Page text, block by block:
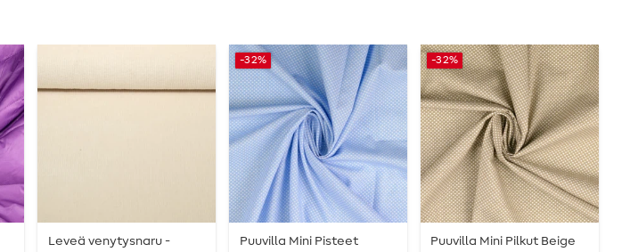
Leveä venytysnaru -
-32%
Puuvilla Mini Pisteet
-32%
Puuvilla Mini Pilkut Beige